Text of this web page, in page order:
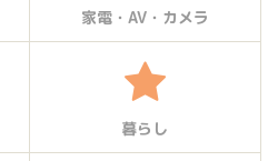
家電・AV・カメラ
暮らし